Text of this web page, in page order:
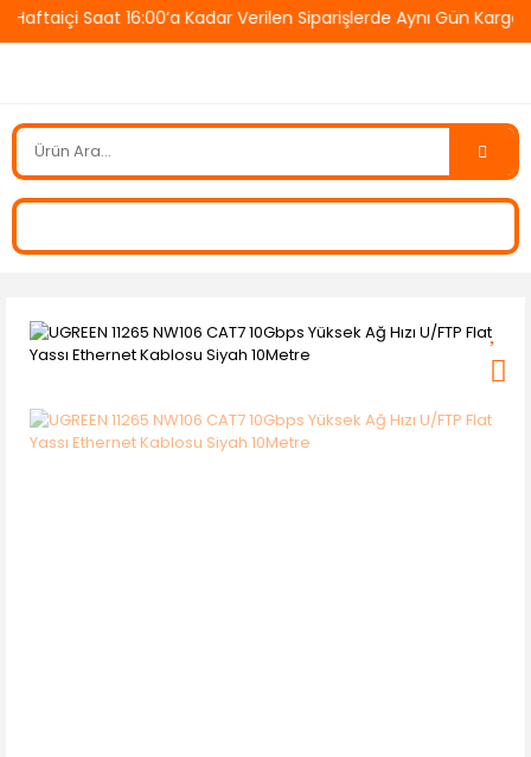
Saat 16:00’a Kadar Verilen Siparişlerde Aynı Gün Kargo!